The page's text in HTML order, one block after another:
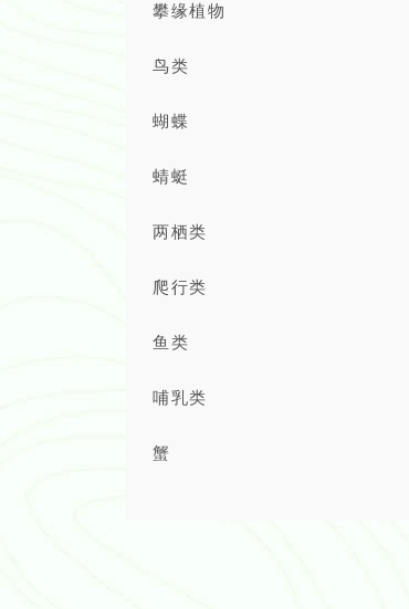
攀缘植物
鸟类
蝴蝶
蜻蜓
两栖类
爬行类
鱼类
哺乳类
蟹